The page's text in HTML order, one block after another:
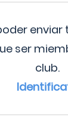
enviar
ser
club.